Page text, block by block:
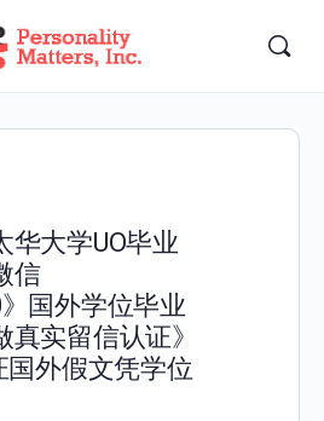
华大学UO毕业
信
国外学位毕业
实留信认证》
外假文凭学位